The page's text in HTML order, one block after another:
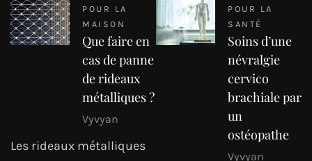
POUR LA
MAISON
Que faire en
cas de panne
de rideaux
métalliques ?
Vyvyan
Les rideaux métalliques
POUR LA
SANTÉ
Soins d’une
névralgie
cervico
brachiale par
un
ostéopathe
Vyvyan